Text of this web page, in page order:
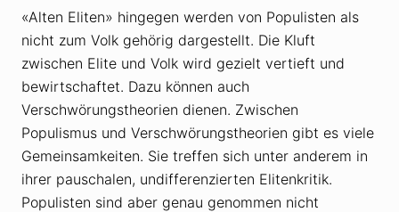
«Alten Eliten» hingegen werden von Populisten als
nicht zum Volk gehörig dargestellt. Die Kluft
zwischen Elite und Volk wird gezielt vertieft und
bewirtschaftet. Dazu können auch
Verschwörungstheorien dienen. Zwischen
Populismus und Verschwörungstheorien gibt es viele
Gemeinsamkeiten. Sie treffen sich unter anderem in
ihrer pauschalen, undifferenzierten Elitenkritik.
Populisten sind aber genau genommen nicht